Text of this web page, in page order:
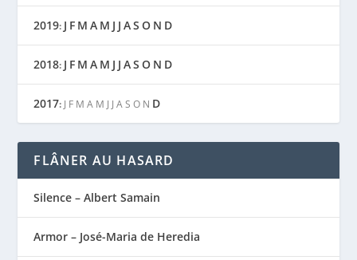
2019: J F M A M J J AS O N D
2018: J F M A M J J AS O N D
2017: J F M A M J J A S O N D
FLÂNER AU HASARD
Silence – Albert Samain
Armor – José-Maria de Heredia